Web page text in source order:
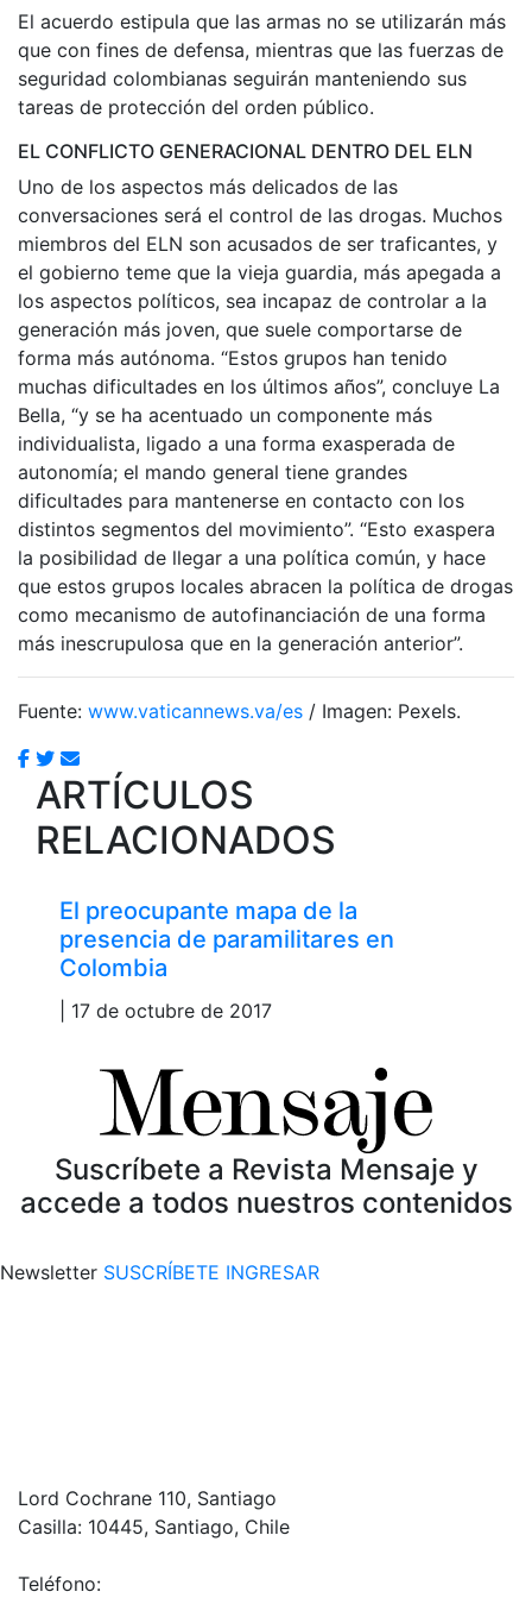
El acuerdo estipula que las armas no se utilizarán más
que con fines de defensa, mientras que las fuerzas de
seguridad colombianas seguirán manteniendo sus
tareas de protección del orden público.
EL CONFLICTO GENERACIONAL DENTRO DEL ELN
Uno de los aspectos más delicados de las
conversaciones será el control de las drogas. Muchos
miembros del ELN son acusados de ser traficantes, y
el gobierno teme que la vieja guardia, más apegada a
los aspectos políticos, sea incapaz de controlar a la
generación más joven, que suele comportarse de
forma más autónoma. “Estos grupos han tenido
muchas dificultades en los últimos años”, concluye La
Bella, “y se ha acentuado un componente más
individualista, ligado a una forma exasperada de
autonomía; el mando general tiene grandes
dificultades para mantenerse en contacto con los
distintos segmentos del movimiento”. “Esto exaspera
la posibilidad de llegar a una política común, y hace
que estos grupos locales abracen la política de drogas
como mecanismo de autofinanciación de una forma
más inescrupulosa que en la generación anterior”.
Fuente: www.vaticannews.va/es / Imagen: Pexels.
ARTÍCULOS
RELACIONADOS
El preocupante mapa de la
presencia de paramilitares en
Colombia
| 17 de octubre de 2017
Suscríbete a Revista Mensaje y
accede a todos nuestros contenidos
Newsletter SUSCRÍBETE INGRESAR
Lord Cochrane 110, Santiago
Casilla: 10445, Santiago, Chile
Teléfono: